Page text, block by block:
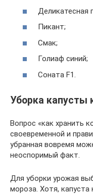
Деликатесная
Пикант;
Смак;
Голиаф синий;
Соната F1.
Уборка капусты
Вопрос «как хранить
своевременной и
убранная вовремя
неоспоримый факт.
Для уборки урожая
мороза. Хотя, капуста